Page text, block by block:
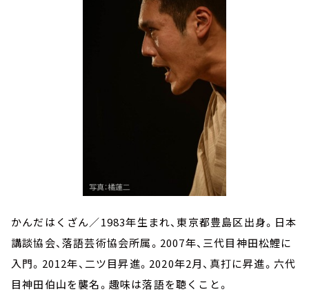
かんだはくざん／1983年生まれ、東京都豊島区出身。日本
講談協会、落語芸術協会所属。2007年、三代目神田松鯉に
入門。2012年、二ツ目昇進。2020年2月、真打に昇進。六代
目神田伯山を襲名。趣味は落語を聴くこと。